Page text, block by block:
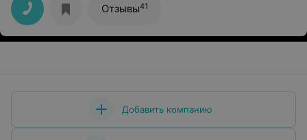
Отзывы41
Добавить компанию